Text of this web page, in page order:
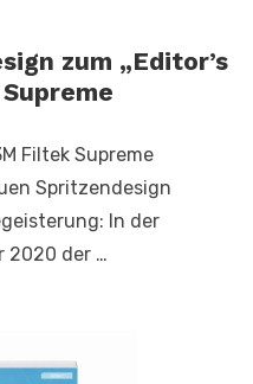
zum „Editor’s
Filtek Supreme
Spritzendesign
In der
2020 der …